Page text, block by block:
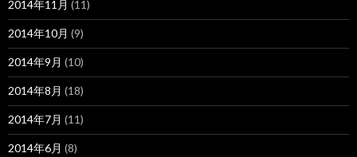
2014年11月 (11)
2014年10月 (9)
2014年9月 (10)
2014年8月 (18)
2014年7月 (11)
2014年6月 (8)